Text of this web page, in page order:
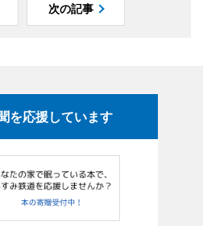
次の記事
を応援しています